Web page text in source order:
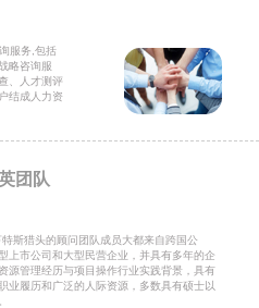
服务,包括
略咨询服
、人才测评
结成人力资
团队
猎头的顾问团队成员大都来自跨国公
上市公司和大型民营企业，并具有多年的企
源管理经历与项目操作行业实践背景，具有
业履历和广泛的人际资源，多数具有硕士以